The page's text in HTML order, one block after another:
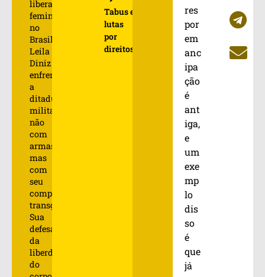
liberação
feminina
no
Brasil,
Leila
Diniz
enfrentou
a
ditadura
militar
não
com
armas,
mas
com
seu
comportamento
transgressor.
Sua
defesa
da
liberdade
do
Tabus e
lutas
por
direitos
res
por
em
anc
ipa
ção
é
ant
iga,
e
um
exe
mp
lo
dis
so
é
que
já